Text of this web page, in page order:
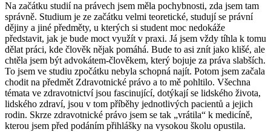
Na začátku studií na právech jsem měla pochybnosti, zda jsem tam
správně. Studium je ze začátku velmi teoretické, studují se právní
dějiny a jiné předměty, u kterých si student moc nedokáže
představit, jak je bude moct využít v praxi. Já jsem vždy tíhla k tomu
dělat práci, kde člověk nějak pomáhá. Bude to asi znít jako klišé, ale
chtěla jsem být advokátem-člověkem, který bojuje za práva slabších.
To jsem ve studiu zpočátku nebyla schopná najít. Potom jsem začala
chodit na předmět Zdravotnické právo a to mě pohltilo. Všechna
témata ve zdravotnictví jsou fascinující, dotýkají se lidského života,
lidského zdraví, jsou v tom příběhy jednotlivých pacientů a jejich
rodin. Skrze zdravotnické právo jsem se tak „vrátila“ k medicíně,
kterou jsem před podáním přihlášky na vysokou školu opustila.